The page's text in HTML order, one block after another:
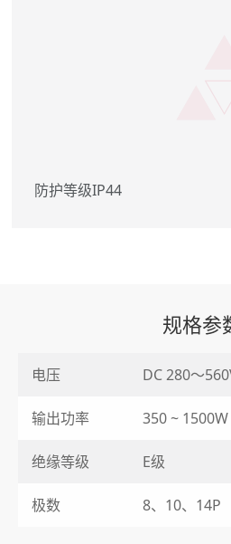
防护等级IP44
规格参
电压 DC 280～
输出功率 350 ~ 1500W
绝缘等级 E级
极数 8、10、14P